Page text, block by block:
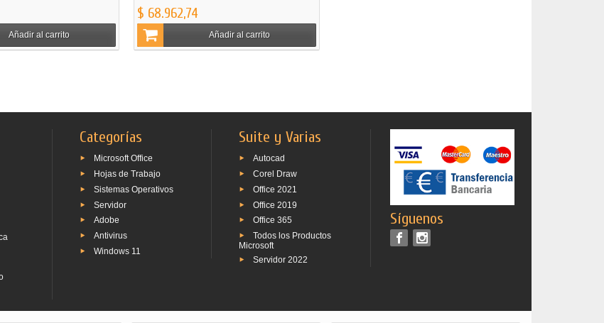
Añadir al carrito
$ 68.962,74
Añadir al carrito
Categorías
Microsoft Office
Hojas de Trabajo
Sistemas Operativos
Servidor
Adobe
Antivirus
Windows 11
Suite y Varias
Autocad
Corel Draw
Office 2021
Office 2019
Office 365
Todos los Productos
Microsoft
Servidor 2022
Síguenos